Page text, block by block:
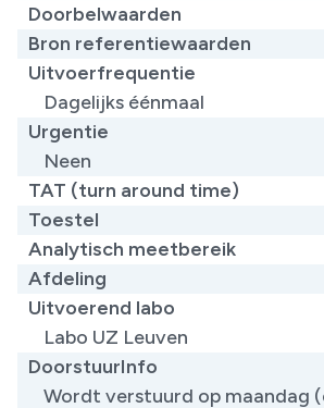
Doorbelwaarden
Bron referentiewaarden
Uitvoerfrequentie
Dagelijks éénmaal
Urgentie
Neen
TAT (turn around time)
Toestel
Analytisch meetbereik
Afdeling
Uitvoerend labo
Labo UZ Leuven
DoorstuurInfo
Wordt verstuurd op maandag